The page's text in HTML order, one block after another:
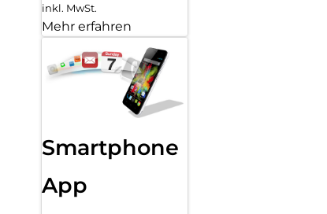
inkl. MwSt.
Mehr erfahren
Smartphone
App